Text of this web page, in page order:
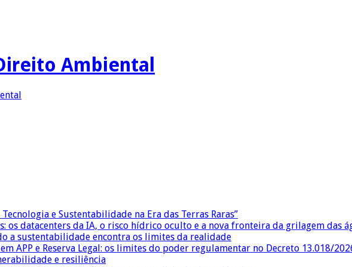
Ambiental
e Sustentabilidade na Era das Terras Raras”
os datacenters da IA, o risco hídrico oculto e a nova fronteira da grilagem das
a sustentabilidade encontra os limites da realidade
APP e Reserva Legal: os limites do poder regulamentar no Decreto 13.018/
e resiliência